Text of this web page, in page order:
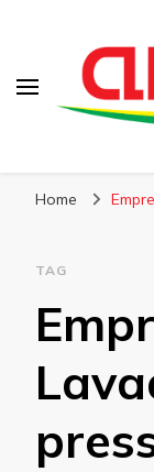
Home
TAG